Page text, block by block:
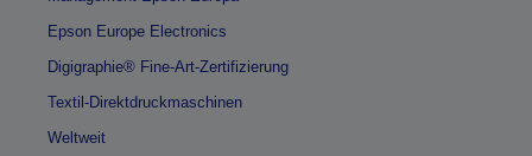
Epson Europe Electronics
Digigraphie® Fine-Art-Zertifizierung
Textil-Direktdruckmaschinen
Weltweit